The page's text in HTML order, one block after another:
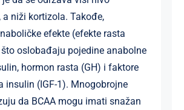
a niži kortizola. Takođe,
efekte (efekte rasta
oslobađaju pojedine anabolne
hormon rasta (GH) i faktore
insulin (IGF-1). Mnogobrojne
da BCAA mogu imati snažan